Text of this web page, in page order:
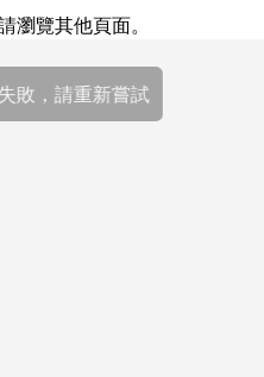
瀏覽其他頁面。
敗，請重新嘗試